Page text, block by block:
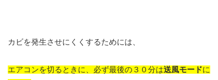
カビを発生させにくくするためには、
エアコンを切るときに、必ず最後の３０分は送風モードに